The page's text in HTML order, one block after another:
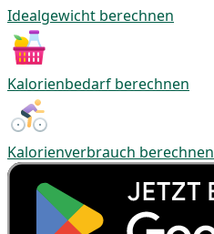
Idealgewicht berechnen
Kalorienbedarf berechnen
Kalorienverbrauch berechnen